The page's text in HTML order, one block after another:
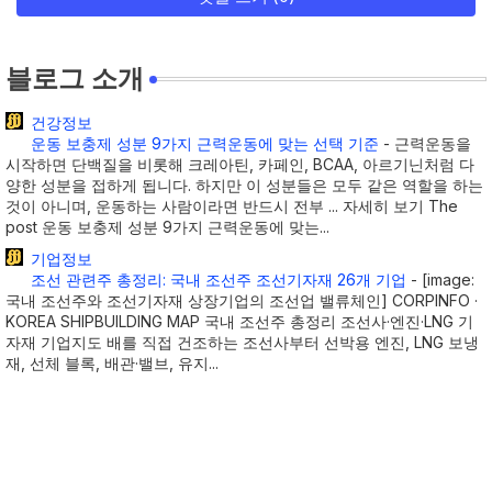
블로그 소개
건강정보
운동 보충제 성분 9가지 근력운동에 맞는 선택 기준 - 근력운동을
시작하면 단백질을 비롯해 크레아틴, 카페인, BCAA, 아르기닌처럼 다
양한 성분을 접하게 됩니다. 하지만 이 성분들은 모두 같은 역할을 하는
것이 아니며, 운동하는 사람이라면 반드시 전부 ... 자세히 보기 The
post 운동 보충제 성분 9가지 근력운동에 맞는...
기업정보
조선 관련주 총정리: 국내 조선주 조선기자재 26개 기업 - [image:
국내 조선주와 조선기자재 상장기업의 조선업 밸류체인] CORPINFO ·
KOREA SHIPBUILDING MAP 국내 조선주 총정리 조선사·엔진·LNG 기
자재 기업지도 배를 직접 건조하는 조선사부터 선박용 엔진, LNG 보냉
재, 선체 블록, 배관·밸브, 유지...